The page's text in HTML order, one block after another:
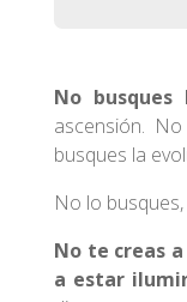
No busques
ascensión.
busques la
No lo busques,
No te creas
a estar